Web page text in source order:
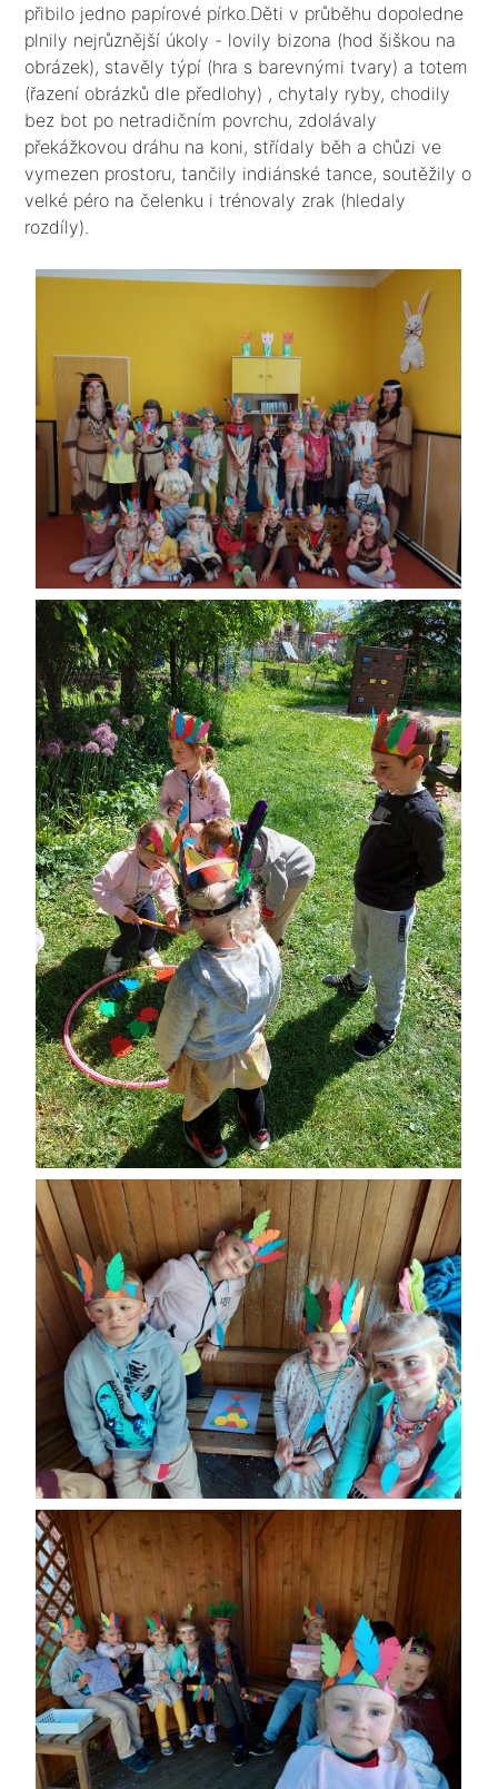
přibilo jedno papírové pírko.Děti v průběhu dopoledne
plnily nejrůznější úkoly - lovily bizona (hod šiškou na
obrázek), stavěly týpí (hra s barevnými tvary) a totem
(řazení obrázků dle předlohy) , chytaly ryby, chodily
bez bot po netradičním povrchu, zdolávaly
překážkovou dráhu na koni, střídaly běh a chůzi ve
vymezen prostoru, tančily indiánské tance, soutěžily o
velké péro na čelenku i trénovaly zrak (hledaly
rozdíly).